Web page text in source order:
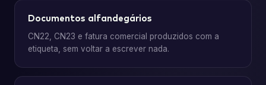
Documentos alfandegários
CN22, CN23 e fatura comercial produzidos com a
etiqueta, sem voltar a escrever nada.